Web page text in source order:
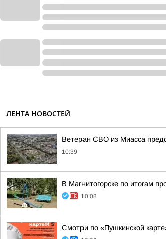
ЛЕНТА НОВОСТЕЙ
Ветеран СВО из Миасса
10:39
В Магнитогорске по итогам
10:08
Смотри по «Пушкинской